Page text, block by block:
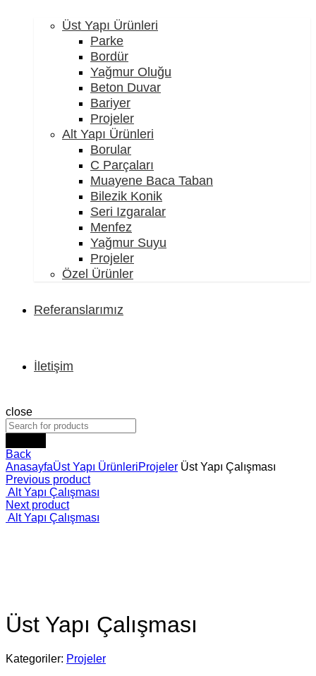
Üst Yapı Ürünleri
Parke
Bordür
Yağmur Oluğu
Beton Duvar
Bariyer
Projeler
Alt Yapı Ürünleri
Borular
C Parçaları
Muayene Baca Taban
Bilezik Konik
Seri Izgaralar
Menfez
Yağmur Suyu
Projeler
Özel Ürünler
Referanslarımız
İletişim
close
Back
AnasayfaÜst Yapı ÜrünleriProjeler Üst Yapı Çalışması
Previous product
Alt Yapı Çalışması
Next product
Alt Yapı Çalışması
Üst Yapı Çalışması
Kategoriler: Projeler